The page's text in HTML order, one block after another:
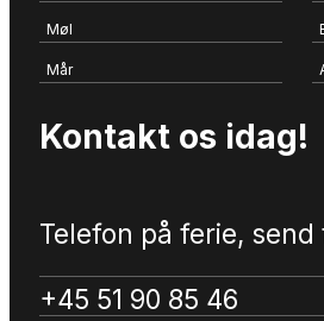
Møl
Mår
Kontakt os idag!
Telefon på ferie,
+45 51 90 85 46